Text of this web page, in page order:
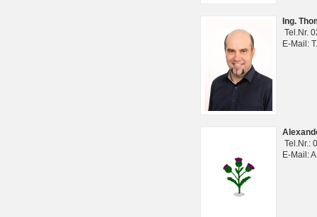
Ing.
Tel.Nr.
E-Mail:
Tel.Nr.:
E-Mail: